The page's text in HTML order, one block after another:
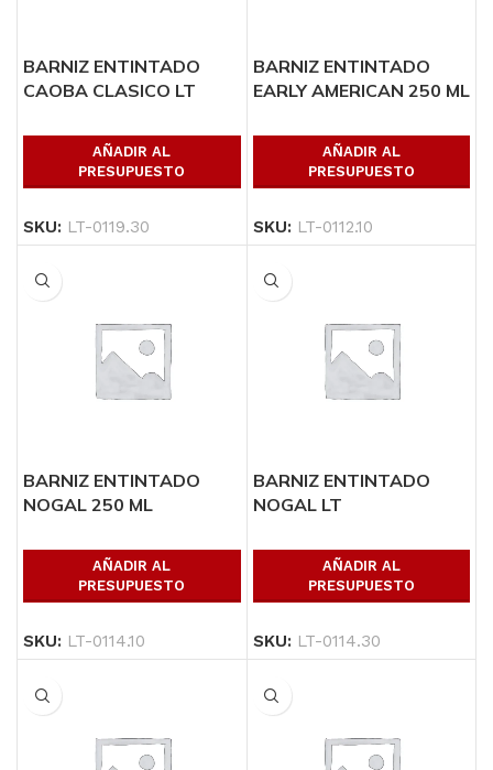
BARNIZ ENTINTADO
CAOBA CLASICO LT
AÑADIR AL
PRESUPUESTO
SKU: LT-0119.30
BARNIZ ENTINTADO
EARLY AMERICAN 250 ML
AÑADIR AL
PRESUPUESTO
SKU: LT-0112.10
BARNIZ ENTINTADO
NOGAL 250 ML
AÑADIR AL
PRESUPUESTO
SKU: LT-0114.10
BARNIZ ENTINTADO
NOGAL LT
AÑADIR AL
PRESUPUESTO
SKU: LT-0114.30